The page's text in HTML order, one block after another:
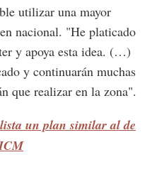
utilizar una mayor
nacional. "He platicado
y apoya esta idea. (…)
y continuarán muchas
que realizar en la zona".
un plan similar al de